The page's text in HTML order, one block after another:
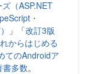
（ASP.NET
・
」「改訂3版
からはじめる
てのAndroidア
書多数。